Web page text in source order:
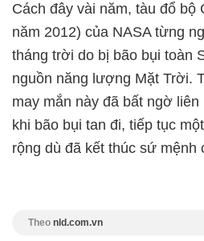
Cách đây vài năm, tàu đổ bộ
năm 2012) của NASA từng
tháng trời do bị bão bụi toàn
nguồn năng lượng Mặt Trời.
may mắn này đã bất ngờ
khi bão bụi tan đi, tiếp tục
rộng dù đã kết thúc sứ mệnh
Theo nld.com.vn